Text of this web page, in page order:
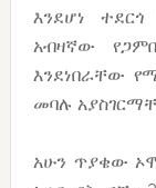
እንደሆነ
አብዛኛው
እንደነበራቸው
መባሉ
አሁን ጥያቄው